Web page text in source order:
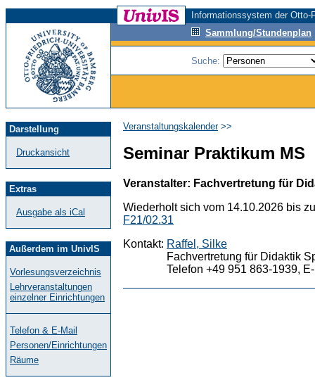
Informationssystem der
Sammlung/Stundenplan
Suche:
Darstellung
Druckansicht
Extras
Ausgabe als iCal
Außerdem im UnivIS
Vorlesungsverzeichnis
Lehrveranstaltungen
einzelner Einrichtungen
Telefon & E-Mail
Personen/Einrichtungen
Räume
Veranstaltungskalender>>
Seminar Praktikum MS
Veranstalter: Fachvertretung für
Wiederholt sich vom 14.10.2026 bis
F21/02.31
Kontakt: Raffel, Silke
Fachvertretung für Didaktik
Telefon +49 951 863-1939,